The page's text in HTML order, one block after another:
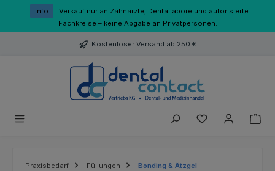
Zum Hauptinhalt springen
Info
Verkauf nur an Zahnärzte, Dentallabore und autorisierte
Fachkreise – keine Abgabe an Privatpersonen.
Kostenloser Versand ab 250 €
Du hast 0
Praxisbedarf Füllungen Bonding & Ätzgel